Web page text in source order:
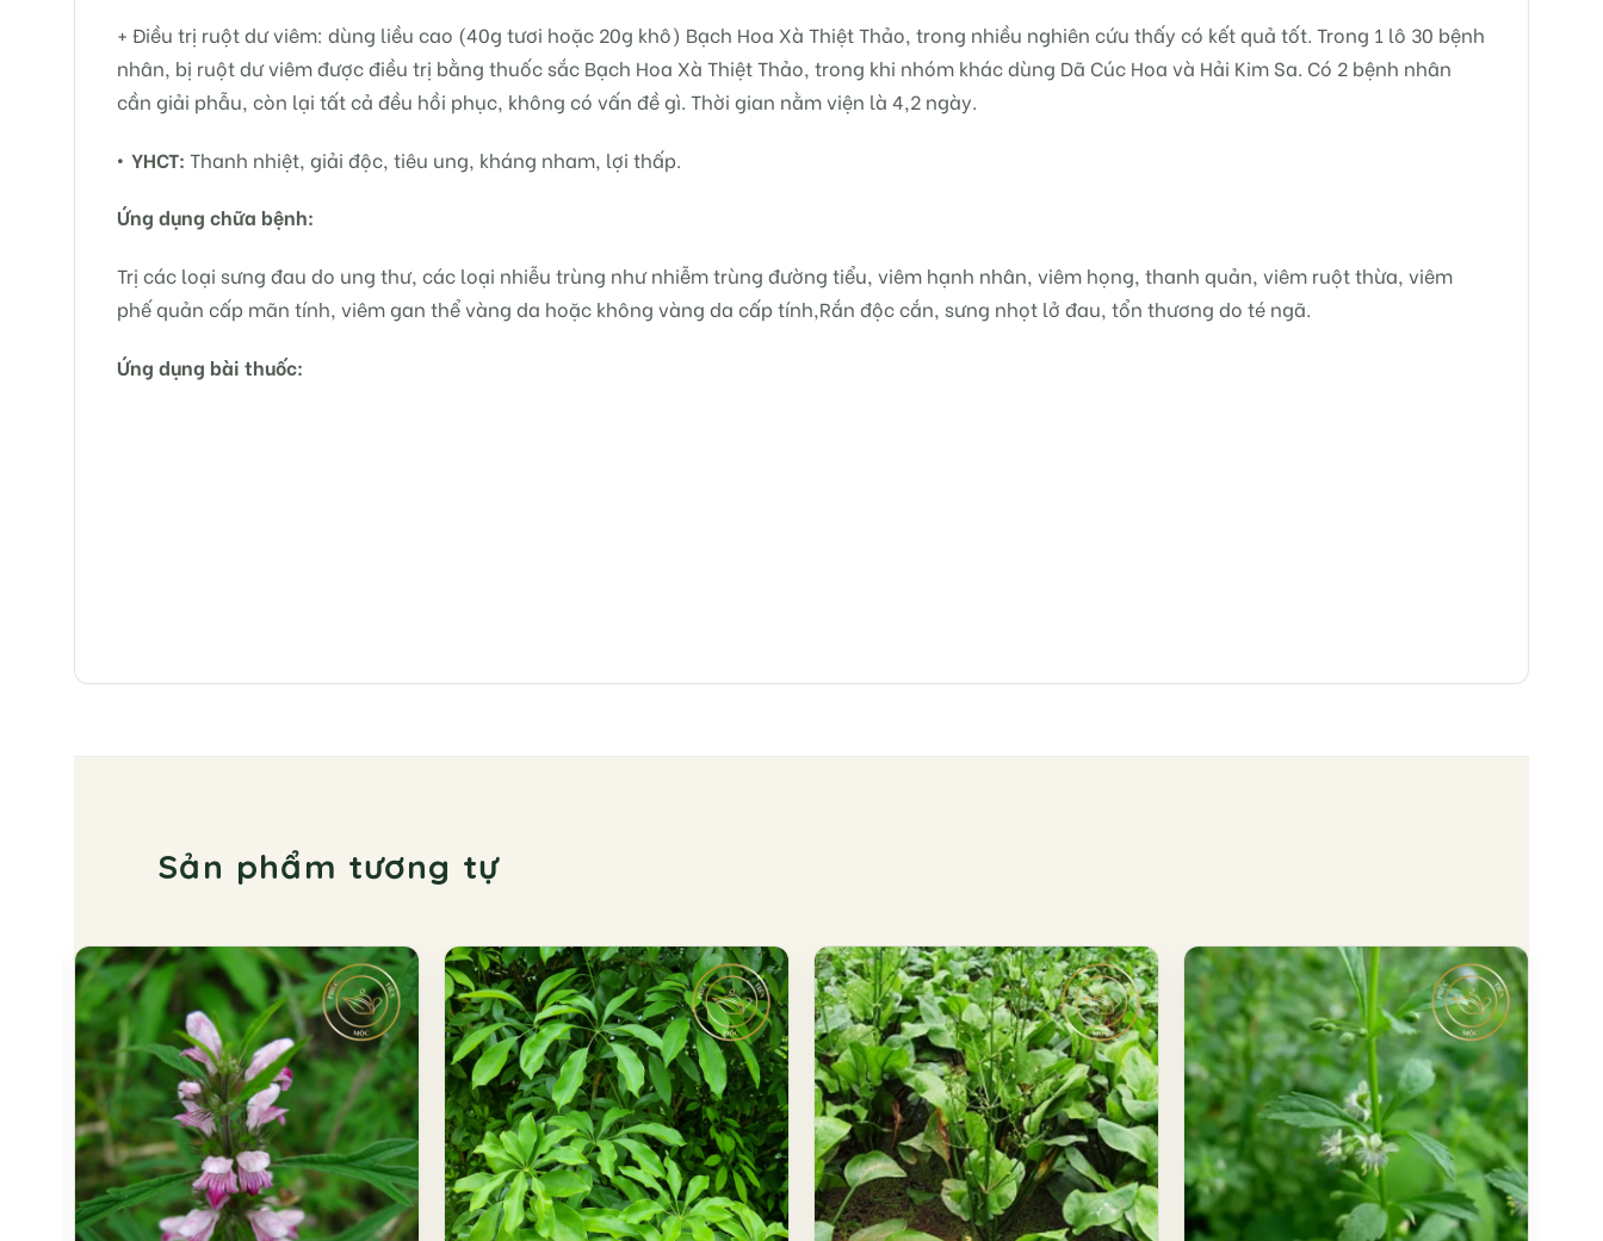
+ Điều trị ruột dư viêm: dùng liều cao (40g tươi hoặc 20g khô) Bạch Hoa Xà Thiệt Thảo, trong nhiều nghiên cứu thấy có kết quả tốt. Trong 1 lô 30 bệnh
nhân, bị ruột dư viêm được điều trị bằng thuốc sắc Bạch Hoa Xà Thiệt Thảo, trong khi nhóm khác dùng Dã Cúc Hoa và Hải Kim Sa. Có 2 bệnh nhân
cần giải phẫu, còn lại tất cả đều hồi phục, không có vấn đề gì. Thời gian nằm viện là 4,2 ngày.
• YHCT: Thanh nhiệt, giải độc, tiêu ung, kháng nham, lợi thấp.
Ứng dụng chữa bệnh:
Trị các loại sưng đau do ung thư, các loại nhiễu trùng như nhiễm trùng đường tiểu, viêm hạnh nhân, viêm họng, thanh quản, viêm ruột thừa, viêm
phế quản cấp mãn tính, viêm gan thể vàng da hoặc không vàng da cấp tính,Rắn độc cắn, sưng nhọt lở đau, tổn thương do té ngã.
Ứng dụng bài thuốc:
Sản phẩm tương tự